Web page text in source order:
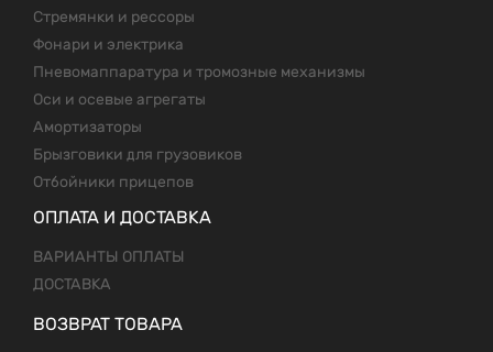
Стремянки и рессоры
Фонари и электрика
Пневомаппаратура и тромозные механизмы
Оси и осевые агрегаты
Амортизаторы
Брызговики для грузовиков
Отбойники прицепов
ОПЛАТА И ДОСТАВКА
ВАРИАНТЫ ОПЛАТЫ
ДОСТАВКА
ВОЗВРАТ ТОВАРА